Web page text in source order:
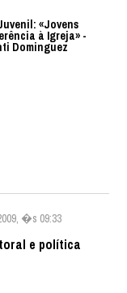
«Jovens
à Igreja» -
Dominguez
�s 09:33
e política